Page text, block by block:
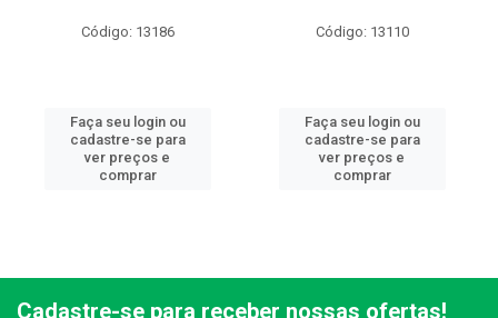
Código: 13186
Faça seu login ou
cadastre-se para
ver preços e
comprar
Código: 13110
Faça seu login ou
cadastre-se para
ver preços e
comprar
Cadastre-se para receber nossas ofertas!